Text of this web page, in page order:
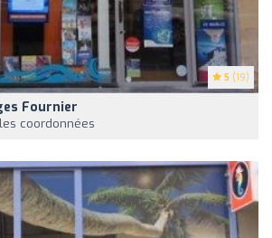
5 (19)
Fournier
coordonnées